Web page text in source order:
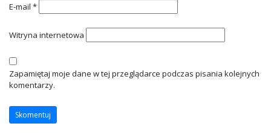
E-mail *
Witryna internetowa
Zapamiętaj moje dane w tej przeglądarce podczas pisania kolejnych
komentarzy.